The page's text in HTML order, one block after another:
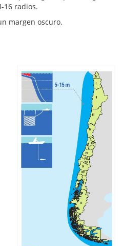
16 radios.
margen oscuro.